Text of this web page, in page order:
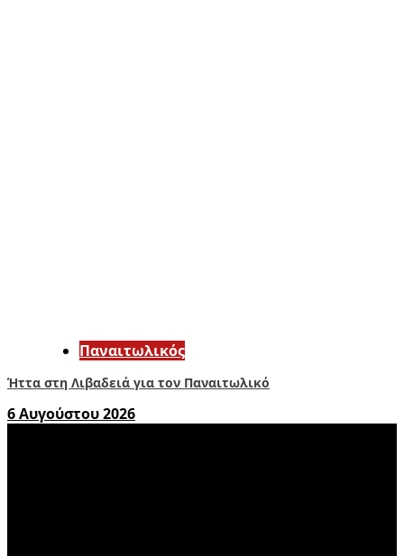
Παναιτωλικός
Ήττα στη Λιβαδειά για τον Παναιτωλικό
6 Αυγούστου 2026